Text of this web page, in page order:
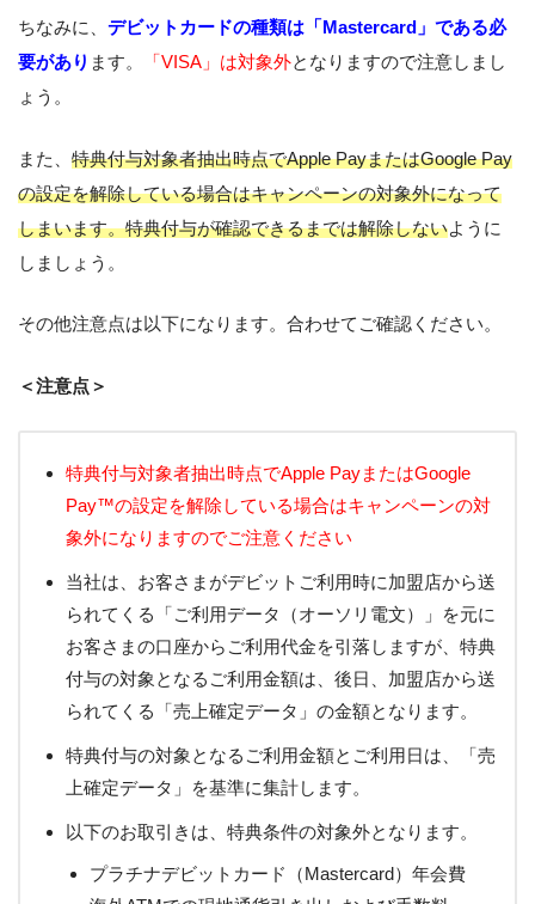
ちなみに、 デビットカードの種類は「Mastercard」である必
要があり ます。 「VISA」は対象外となりますので注意しまし
ょう。
また、 特典付与対象者抽出時点でApple PayまたはGoogle Pay
の設定を解除している場合はキャンペーンの対象外になって
しまいます。特典付与が確認できるまでは解除しないように
しましょう。
その他注意点は以下になります。合わせてご確認ください。
＜注意点＞
特典付与対象者抽出時点でApple PayまたはGoogle
Pay™の設定を解除している場合はキャンペーンの対
象外になりますのでご注意ください
当社は、お客さまがデビットご利用時に加盟店から送
られてくる「ご利用データ（オーソリ電文）」を元に
お客さまの口座からご利用代金を引落しますが、特典
付与の対象となるご利用金額は、後日、加盟店から送
られてくる「売上確定データ」の金額となります。
特典付与の対象となるご利用金額とご利用日は、「売
上確定データ」を基準に集計します。
以下のお取引きは、特典条件の対象外となります。
プラチナデビットカード（Mastercard）年会費